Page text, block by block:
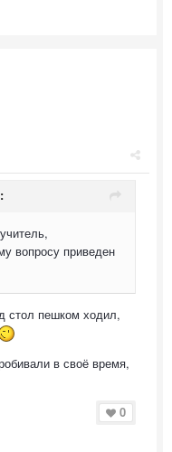
вопросу приведен
стол пешком ходил,
в своё время,
0